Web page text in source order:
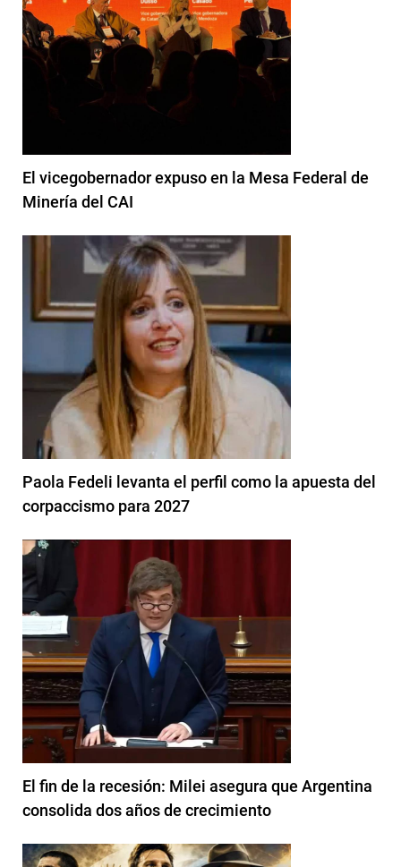
El vicegobernador expuso en la Mesa Federal de
Minería del CAI
Paola Fedeli levanta el perfil como la apuesta del
corpaccismo para 2027
El fin de la recesión: Milei asegura que Argentina
consolida dos años de crecimiento